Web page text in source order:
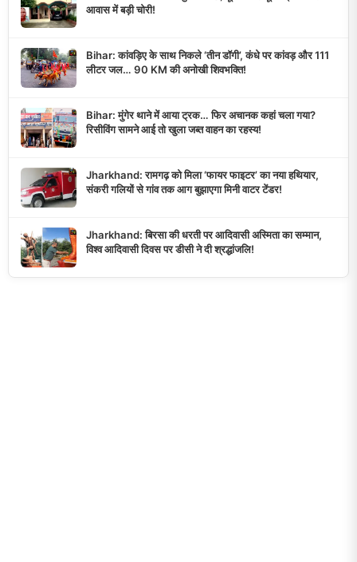
आवास में बड़ी चोरी!
Bihar: कांवड़िए के साथ निकले ‘तीन डॉगी’, कंधे पर कांवड़ और 111
लीटर जल… 90 KM की अनोखी शिवभक्ति!
Bihar: मुंगेर थाने में आया ट्रक… फिर अचानक कहां चला गया?
रिसीविंग सामने आई तो खुला जब्त वाहन का रहस्य!
Jharkhand: रामगढ़ को मिला ‘फायर फाइटर’ का नया हथियार,
संकरी गलियों से गांव तक आग बुझाएगा मिनी वाटर टेंडर!
Jharkhand: बिरसा की धरती पर आदिवासी अस्मिता का सम्मान,
विश्व आदिवासी दिवस पर डीसी ने दी श्रद्धांजलि!